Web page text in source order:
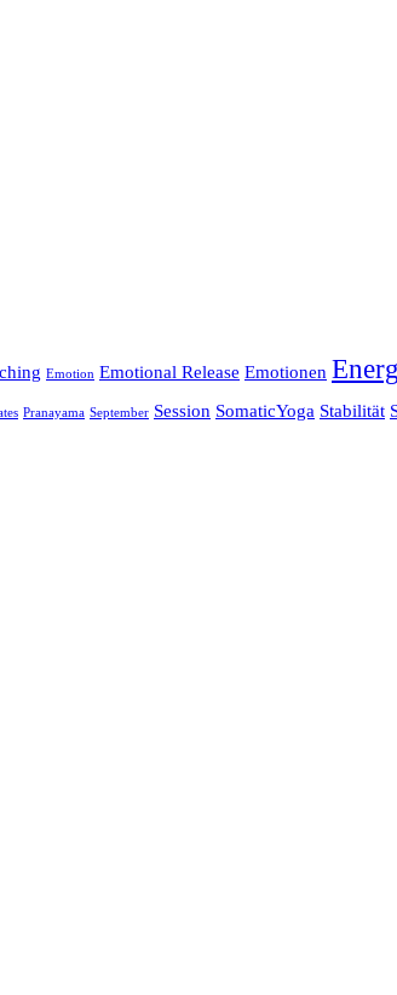
Emotion Emotional Release Emotionen
Pranayama September Session SomaticYoga Stabilität